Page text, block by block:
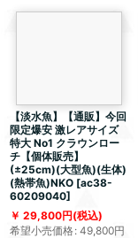
【淡水魚】【通販】今回
限定爆安 激レアサイズ
特大 No1 クラウンロー
チ【個体販売】
(±25cm)(大型魚)(生体)
(熱帯魚)NKO [ac38-
60209040]
29,800円(税込)
希望小売価格: 49,800円